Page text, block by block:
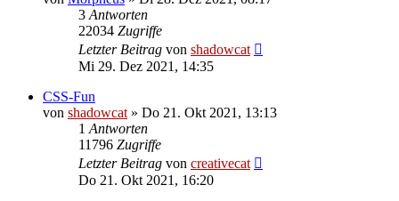
3 Antworten
22034 Zugriffe
Letzter Beitrag von shadowcat
Mi 29. Dez 2021, 14:35
CSS-Fun
von shadowcat » Do 21. Okt 2021, 13:13
1 Antworten
11796 Zugriffe
Letzter Beitrag von creativecat
Do 21. Okt 2021, 16:20